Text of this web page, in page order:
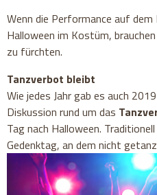
Wenn die Performance auf
Halloween im Kostüm,
zu fürchten.
Tanzverbot bleibt
Wie jedes Jahr gab es auch
Diskussion rund um das
Tag nach Halloween.
Gedenktag, an dem nicht